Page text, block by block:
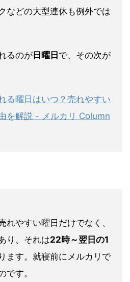
などの大型連休も例外では
るのが日曜日 で、その次が
る曜日はいつ？売れやすい
を解説 - メルカリ Column
れやすい曜日だけでなく、
り、それは22時～翌日の1
ます。就寝前にメルカリで
です。